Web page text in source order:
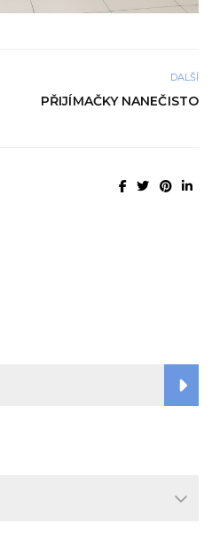
DALŠÍ
PŘIJÍMAČKY NANEČISTO